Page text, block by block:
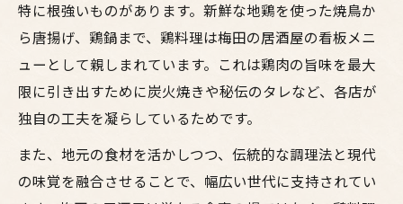
特に根強いものがあります。新鮮な地鶏を使った焼鳥か
ら唐揚げ、鶏鍋まで、鶏料理は梅田の居酒屋の看板メニ
ューとして親しまれています。これは鶏肉の旨味を最大
限に引き出すために炭火焼きや秘伝のタレなど、各店が
独自の工夫を凝らしているためです。
また、地元の食材を活かしつつ、伝統的な調理法と現代
の味覚を融合させることで、幅広い世代に支持されてい